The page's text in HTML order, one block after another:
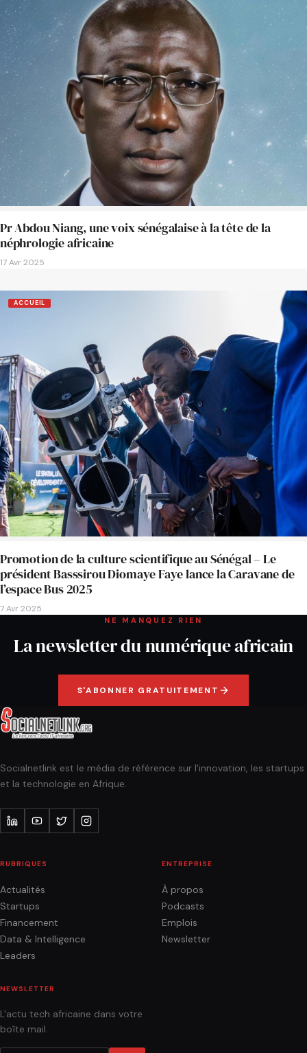
Pr Abdou Niang, une voix sénégalaise à la tête de la
néphrologie africaine
17 Avr 2025
ACCUEIL
Promotion de la culture scientifique au Sénégal – Le
président Basssirou Diomaye Faye lance la Caravane de
l’espace Bus 2025
7 Avr 2025
NE MANQUEZ RIEN
La newsletter du numérique africain
S'ABONNER GRATUITEMENT
Socialnetlink est le média de référence sur l'innovation, les startups
et la technologie en Afrique.
RUBRIQUES
Actualités
Startups
Financement
Data & Intelligence
Leaders
ENTREPRISE
À propos
Podcasts
Emplois
Newsletter
NEWSLETTER
L'actu tech africaine dans votre
boîte mail.